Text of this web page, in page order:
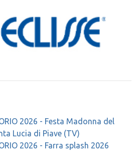
2026 - Festa Madonna del
Lucia di Piave (TV)
2026 - Farra splash 2026